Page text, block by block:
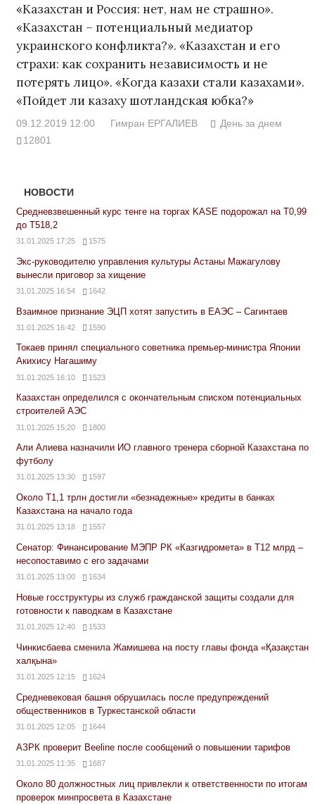
«Казахстан и Россия: нет, нам не страшно».
«Казахстан – потенциальный медиатор
украинского конфликта?». «Казахстан и его
страхи: как сохранить независимость и не
потерять лицо». «Когда казахи стали казахами».
«Пойдет ли казаху шотландская юбка?»
09.12.2019 12:00 Гимран ЕРГАЛИЕВ
День за днем
12801
НОВОСТИ
Средневзвешенный курс тенге на торгах KASE подорожал на Т0,99
до Т518,2
31.01.2025 17:25 1575
Экс-руководителю управления культуры Астаны Мажагулову
вынесли приговор за хищение
31.01.2025 16:54 1642
Взаимное признание ЭЦП хотят запустить в ЕАЭС – Сагинтаев
31.01.2025 16:42 1590
Токаев принял специального советника премьер-министра Японии
Акихису Нагашиму
31.01.2025 16:10 1523
Казахстан определился с окончательным списком потенциальных
строителей АЭС
31.01.2025 15:20 1800
Али Алиева назначили ИО главного тренера сборной Казахстана по
футболу
31.01.2025 13:30 1597
Около Т1,1 трлн достигли «безнадежные» кредиты в банках
Казахстана на начало года
31.01.2025 13:18 1557
Сенатор: Финансирование МЭПР РК «Казгидромета» в Т12 млрд –
несопоставимо с его задачами
31.01.2025 13:00 1634
Новые госструктуры из служб гражданской защиты создали для
готовности к паводкам в Казахстане
31.01.2025 12:40 1533
Чинкисбаева сменила Жамишева на посту главы фонда «Қазақстан
халқына»
31.01.2025 12:15 1624
Средневековая башня обрушилась после предупреждений
общественников в Туркестанской области
31.01.2025 12:05 1644
АЗРК проверит Beeline после сообщений о повышении тарифов
31.01.2025 11:35 1687
Около 80 должностных лиц привлекли к ответственности по итогам
проверок минпросвета в Казахстане